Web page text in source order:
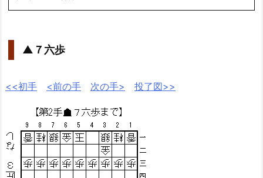
▲７六歩
<<初手 <前の手 次の手> 投了図>>